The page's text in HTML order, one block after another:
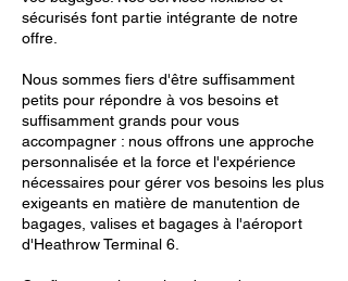
sécurisés font partie intégrante de notre
offre.
Nous sommes fiers d'être suffisamment
petits pour répondre à vos besoins et
suffisamment grands pour vous
accompagner : nous offrons une approche
personnalisée et la force et l'expérience
nécessaires pour gérer vos besoins les plus
exigeants en matière de manutention de
bagages, valises et bagages à l'aéroport
d'Heathrow Terminal 6.